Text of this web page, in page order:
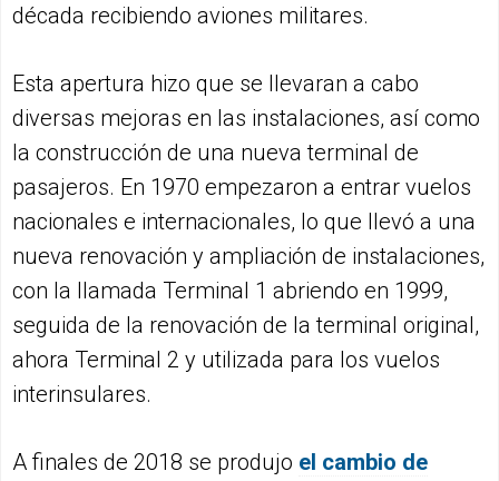
década recibiendo aviones militares.
Esta apertura hizo que se llevaran a cabo
diversas mejoras en las instalaciones, así como
la construcción de una nueva terminal de
pasajeros. En 1970 empezaron a entrar vuelos
nacionales e internacionales, lo que llevó a una
nueva renovación y ampliación de instalaciones,
con la llamada Terminal 1 abriendo en 1999,
seguida de la renovación de la terminal original,
ahora Terminal 2 y utilizada para los vuelos
interinsulares.
A finales de 2018 se produjo el cambio de